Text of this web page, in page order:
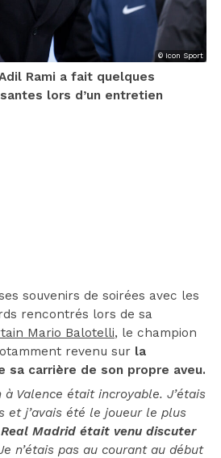
© Icon Sport
Rami a fait quelques
lors d’un entretien
souvenirs de soirées avec les
rencontrés lors de sa
Mario Balotelli, le champion
revenu sur la
sa carrière de son propre aveu.
à Valence était incroyable. J’étais
et j’avais été le joueur le plus
Madrid était venu discuter
n’étais pas au courant au début